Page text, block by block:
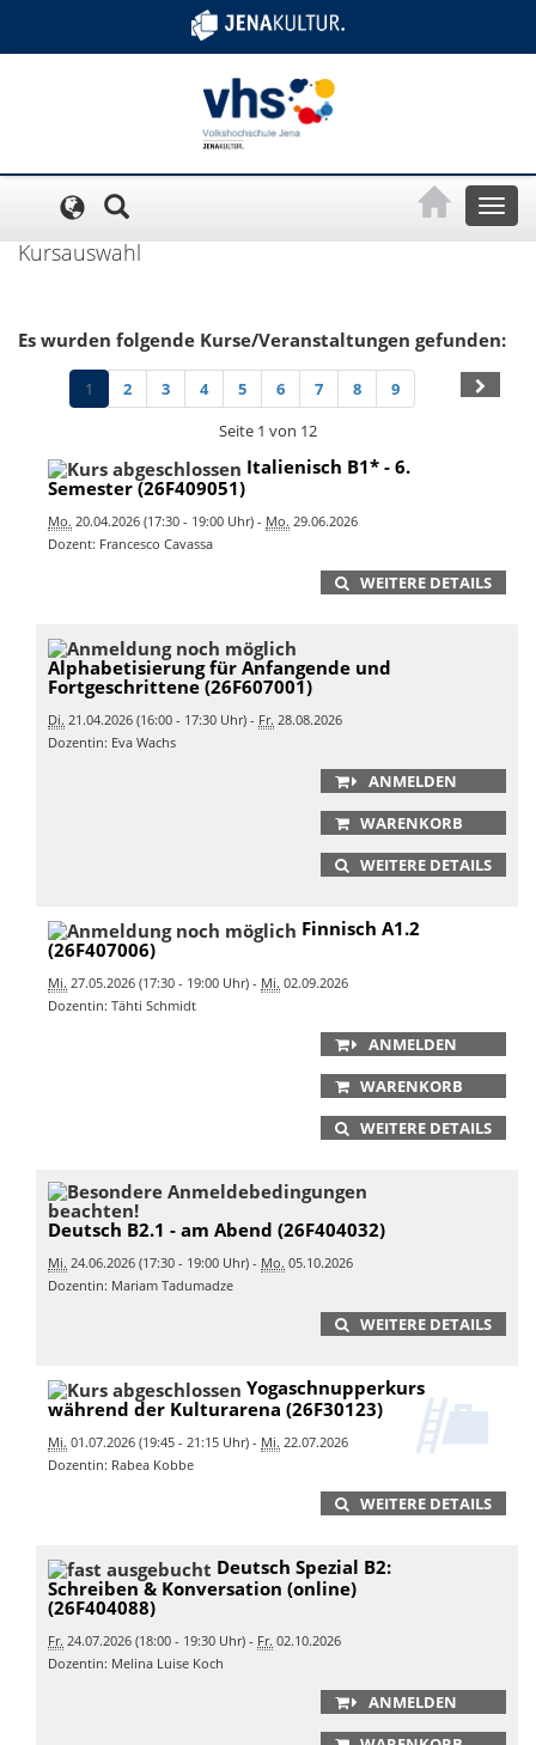
Toggle
Kursauswahl
Es wurden folgende Kurse/Veranstaltungen gefunden:
1 2 3 4 5 6 7 8
9
Seite 1 von 12
Italienisch B1* - 6.
Semester (26F409051)
Mo. 20.04.2026 (17:30 - 19:00 Uhr) - Mo. 29.06.2026
Dozent: Francesco Cavassa
WEITERE DETAILS
Alphabetisierung für Anfangende und
Fortgeschrittene (26F607001)
Di. 21.04.2026 (16:00 - 17:30 Uhr) - Fr. 28.08.2026
Dozentin: Eva Wachs
ANMELDEN
WARENKORB
WEITERE DETAILS
Finnisch A1.2
(26F407006)
Mi. 27.05.2026 (17:30 - 19:00 Uhr) - Mi. 02.09.2026
Dozentin: Tähti Schmidt
ANMELDEN
WARENKORB
WEITERE DETAILS
Deutsch B2.1 - am Abend (26F404032)
Mi. 24.06.2026 (17:30 - 19:00 Uhr) - Mo. 05.10.2026
Dozentin: Mariam Tadumadze
WEITERE DETAILS
Yogaschnupperkurs
während der Kulturarena (26F30123)
Mi. 01.07.2026 (19:45 - 21:15 Uhr) - Mi. 22.07.2026
Dozentin: Rabea Kobbe
WEITERE DETAILS
Deutsch Spezial B2:
Schreiben & Konversation (online)
(26F404088)
Fr. 24.07.2026 (18:00 - 19:30 Uhr) - Fr. 02.10.2026
Dozentin: Melina Luise Koch
ANMELDEN